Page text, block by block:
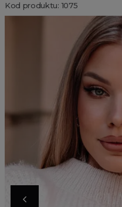
Kod produktu: 1075